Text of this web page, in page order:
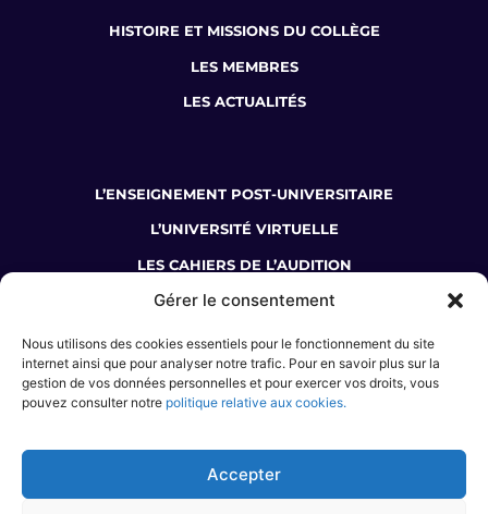
Gérer le consentement
Nous utilisons des cookies essentiels pour le fonctionnement du site
internet ainsi que pour analyser notre trafic. Pour en savoir plus sur la
gestion de vos données personnelles et pour exercer vos droits, vous
pouvez consulter notre politique relative aux cookies.
Accepter
HISTOIRE ET MISSIONS DU COLLÈGE
LES MEMBRES
LES ACTUALITÉS
L’ENSEIGNEMENT POST-UNIVERSITAIRE
L’UNIVERSITÉ VIRTUELLE
LES CAHIERS DE L’AUDITION
LA BOUTIQUE DU COLLÈGE
JE SUIS AUDIOPROTHÉSISTE
J’ÉTUDIE L’AUDIOPROTHÈSE